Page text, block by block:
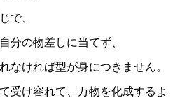
で、
分の物差しに当てず、
なければ型が身につきません。
受け容れて、万物を化成するよ